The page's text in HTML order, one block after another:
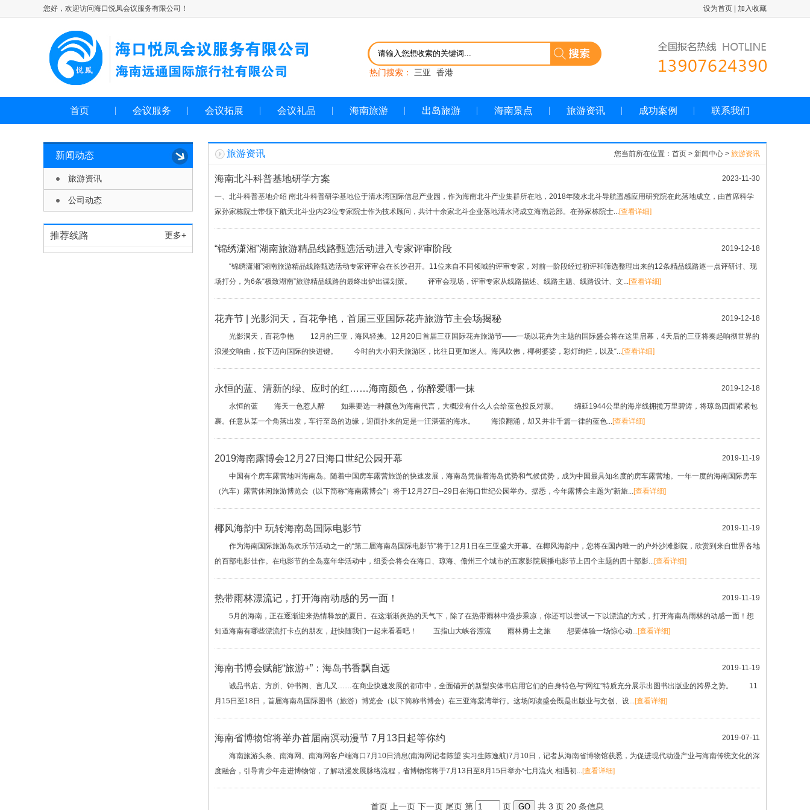
您好，欢迎访问海口悦凤会议服务有限公司！ 设为首页 加入收藏
热门搜索： 三亚 香港
首页 会议服务 会议拓展 会议礼品 海南旅游 出岛旅游 海南景点 旅游资讯 成功案例 联系我们
新闻动态
旅游资讯
公司动态
推荐线路 更多+
旅游资讯 您当前所在位置：首页 > 新闻中心 > 旅游资讯
海南北斗科普基地研学方案 2023-11-30
一、北斗科普基地介绍 南北斗科普研学基地位于清水湾国际信息产业园，作为海南北斗产业集群所在地，2018年陵水北斗导航遥感应用研究院在此落地成立，由首席科学
家孙家栋院士带领下航天北斗业内23位专家院士作为技术顾问，共计十余家北斗企业落地清水湾成立海南总部。在孙家栋院士...[查看详细]
“锦绣潇湘”湖南旅游精品线路甄选活动进入专家评审阶段 2019-12-18
“锦绣潇湘”湖南旅游精品线路甄选活动专家评审会在长沙召开。11位来自不同领域的评审专家，对前一阶段经过初评和筛选整理出来的12条精品线路逐一点评研讨、现
场打分，为6条“极致湖南”旅游精品线路的最终出炉出谋划策。 评审会现场，评审专家从线路描述、线路主题、线路设计、文...[查看详细]
花卉节 | 光影洞天，百花争艳，首届三亚国际花卉旅游节主会场揭秘 2019-12-18
光影洞天，百花争艳 12月的三亚，海风轻拂。12月20日首届三亚国际花卉旅游节——一场以花卉为主题的国际盛会将在这里启幕，4天后的三亚将奏起响彻世界的
浪漫交响曲，按下迈向国际的快进键。 今时的大小洞天旅游区，比往日更加迷人。海风吹佛，椰树婆娑，彩灯绚烂，以及“...[查看详细]
永恒的蓝、清新的绿、应时的红……海南颜色，你醉爱哪一抹 2019-12-18
永恒的蓝 海天一色惹人醉 如果要选一种颜色为海南代言，大概没有什么人会给蓝色投反对票。 绵延1944公里的海岸线拥揽万里碧涛，将琼岛四面紧紧包
裹。任意从某一个角落出发，车行至岛的边缘，迎面扑来的定是一汪湛蓝的海水。 海浪翻涌，却又并非千篇一律的蓝色...[查看详细]
2019海南露博会12月27日海口世纪公园开幕 2019-11-19
中国有个房车露营地叫海南岛。随着中国房车露营旅游的快速发展，海南岛凭借着海岛优势和气候优势，成为中国最具知名度的房车露营地。一年一度的海南国际房车
（汽车）露营休闲旅游博览会（以下简称“海南露博会”）将于12月27日--29日在海口世纪公园举办。据悉，今年露博会主题为“新旅...[查看详细]
椰风海韵中 玩转海南岛国际电影节 2019-11-19
作为海南国际旅游岛欢乐节活动之一的“第二届海南岛国际电影节”将于12月1日在三亚盛大开幕。在椰风海韵中，您将在国内唯一的户外沙滩影院，欣赏到来自世界各地
的百部电影佳作。在电影节的全岛嘉年华活动中，组委会将会在海口、琼海、儋州三个城市的五家影院展播电影节上四个主题的四十部影...[查看详细]
热带雨林漂流记，打开海南动感的另一面！ 2019-11-19
5月的海南，正在逐渐迎来热情释放的夏日。在这渐渐炎热的天气下，除了在热带雨林中漫步乘凉，你还可以尝试一下以漂流的方式，打开海南岛雨林的动感一面！想
知道海南有哪些漂流打卡点的朋友，赶快随我们一起来看看吧！ 五指山大峡谷漂流 雨林勇士之旅 想要体验一场惊心动...[查看详细]
海南书博会赋能“旅游+”：海岛书香飘自远 2019-11-19
诚品书店、方所、钟书阁、言几又……在商业快速发展的都市中，全面铺开的新型实体书店用它们的自身特色与“网红”特质充分展示出图书出版业的跨界之势。 11
月15日至18日，首届海南岛国际图书（旅游）博览会（以下简称书博会）在三亚海棠湾举行。这场阅读盛会既是出版业与文创、设...[查看详细]
海南省博物馆将举办首届南溟动漫节 7月13日起等你约 2019-07-11
海南旅游头条、南海网、南海网客户端海口7月10日消息(南海网记者陈望 实习生陈逸航)7月10日，记者从海南省博物馆获悉，为促进现代动漫产业与海南传统文化的深
度融合，引导青少年走进博物馆，了解动漫发展脉络流程，省博物馆将于7月13日至8月15日举办“七月流火 相遇初...[查看详细]
首页 上一页 下一页 尾页 第 页 共 3 页 20 条信息